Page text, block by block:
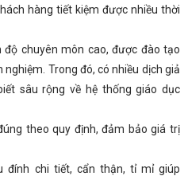
hàng tiết kiệm được nhiều thời
chuyên môn cao, được đào tạo
Trong đó, có nhiều dịch giả
sâu rộng về hệ thống giáo dục
theo quy định, đảm bảo giá trị
đính chi tiết, cẩn thận, tỉ mỉ giúp